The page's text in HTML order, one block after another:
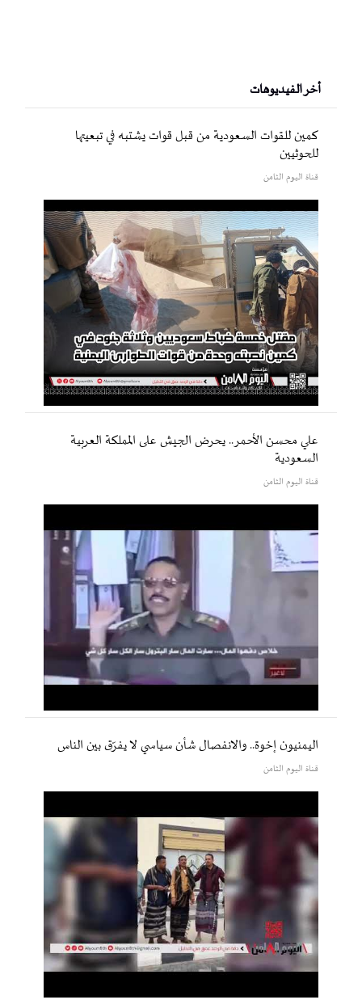
أخر الفيديوهات
كمين للقوات السعودية من قبل قوات يشتبه في تبعيتها
للحوثيين
قناة اليوم الثامن
علي محسن الأحمر.. يحرض الجيش على المملكة العربية
السعودية
قناة اليوم الثامن
اليمنيون إخوة.. والانفصال شأن سياسي لا يفرّق بين الناس
قناة اليوم الثامن